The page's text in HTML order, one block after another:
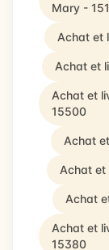
Mary -
Achat et
Achat et
Achat et
15500
Achat
Achat et
Achat
Achat et
15380